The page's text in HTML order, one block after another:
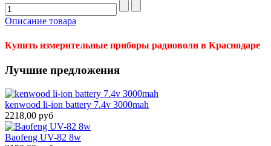
Описание товара
Купить измерительные приборы радиоволн в Краснодаре
Лучшие предложения
kenwood li-ion battery 7.4v 3000mah
2218,00 руб
Baofeng UV-82 8w